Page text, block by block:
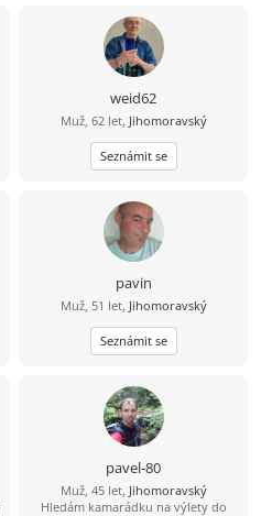
výlety. Mám rád dobré jídlo hlavně
maso, piju víno pivo i nějakého
panáčka. Vykládám vtipy, umím si
udělat srandu i ze sebe. Jsem
normální chlap mám rád upřímnost,
co na srdci to na jazyku, držím slovo,
myslím že jsem férový a rovný chlap.
weid62
Muž, 62 let, Jihomoravský
Seznámit se
pavin
Muž, 51 let, Jihomoravský
Seznámit se
pavel-80
Muž, 45 let, Jihomoravský
Hledám kamarádku na výlety do